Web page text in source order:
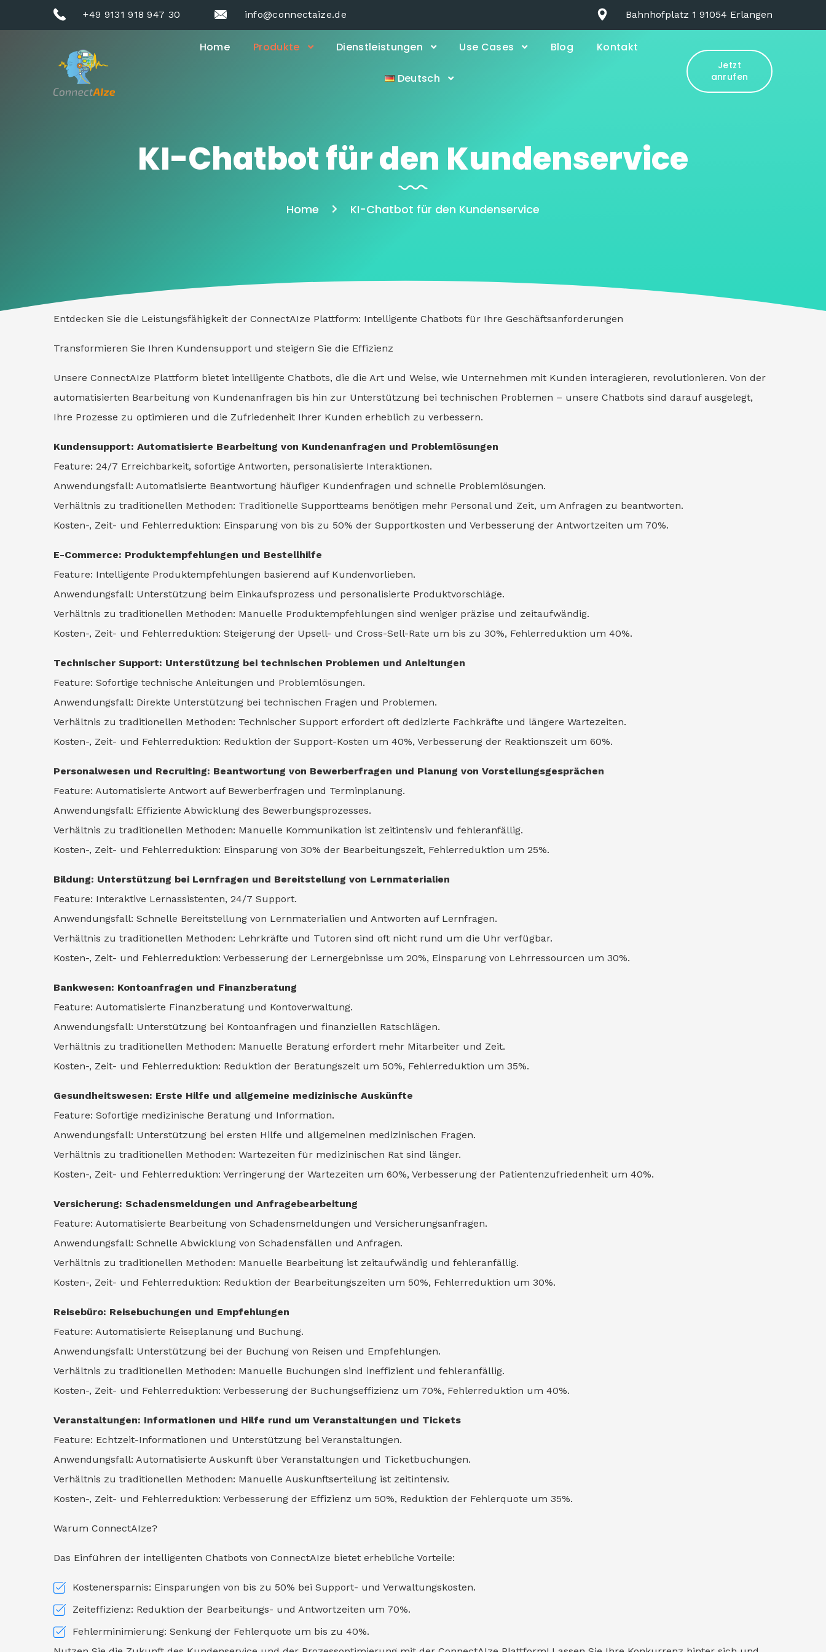
+49 9131 918 947 30 info@connectaize.de Bahnhofplatz 1 91054 Erlangen
Home Produkte Dienstleistungen Use Cases Blog Kontakt
Deutsch
Jetzt
anrufen
KI-Chatbot für den Kundenservice
Home KI-Chatbot für den Kundenservice
Entdecken Sie die Leistungsfähigkeit der ConnectAIze Plattform: Intelligente Chatbots für Ihre Geschäftsanforderungen
Transformieren Sie Ihren Kundensupport und steigern Sie die Effizienz
Unsere ConnectAIze Plattform bietet intelligente Chatbots, die die Art und Weise, wie Unternehmen mit Kunden interagieren, revolutionieren. Von der
automatisierten Bearbeitung von Kundenanfragen bis hin zur Unterstützung bei technischen Problemen – unsere Chatbots sind darauf ausgelegt,
Ihre Prozesse zu optimieren und die Zufriedenheit Ihrer Kunden erheblich zu verbessern.
Kundensupport: Automatisierte Bearbeitung von Kundenanfragen und Problemlösungen
Feature: 24/7 Erreichbarkeit, sofortige Antworten, personalisierte Interaktionen.
Anwendungsfall: Automatisierte Beantwortung häufiger Kundenfragen und schnelle Problemlösungen.
Verhältnis zu traditionellen Methoden: Traditionelle Supportteams benötigen mehr Personal und Zeit, um Anfragen zu beantworten.
Kosten-, Zeit- und Fehlerreduktion: Einsparung von bis zu 50% der Supportkosten und Verbesserung der Antwortzeiten um 70%.
E-Commerce: Produktempfehlungen und Bestellhilfe
Feature: Intelligente Produktempfehlungen basierend auf Kundenvorlieben.
Anwendungsfall: Unterstützung beim Einkaufsprozess und personalisierte Produktvorschläge.
Verhältnis zu traditionellen Methoden: Manuelle Produktempfehlungen sind weniger präzise und zeitaufwändig.
Kosten-, Zeit- und Fehlerreduktion: Steigerung der Upsell- und Cross-Sell-Rate um bis zu 30%, Fehlerreduktion um 40%.
Technischer Support: Unterstützung bei technischen Problemen und Anleitungen
Feature: Sofortige technische Anleitungen und Problemlösungen.
Anwendungsfall: Direkte Unterstützung bei technischen Fragen und Problemen.
Verhältnis zu traditionellen Methoden: Technischer Support erfordert oft dedizierte Fachkräfte und längere Wartezeiten.
Kosten-, Zeit- und Fehlerreduktion: Reduktion der Support-Kosten um 40%, Verbesserung der Reaktionszeit um 60%.
Personalwesen und Recruiting: Beantwortung von Bewerberfragen und Planung von Vorstellungsgesprächen
Feature: Automatisierte Antwort auf Bewerberfragen und Terminplanung.
Anwendungsfall: Effiziente Abwicklung des Bewerbungsprozesses.
Verhältnis zu traditionellen Methoden: Manuelle Kommunikation ist zeitintensiv und fehleranfällig.
Kosten-, Zeit- und Fehlerreduktion: Einsparung von 30% der Bearbeitungszeit, Fehlerreduktion um 25%.
Bildung: Unterstützung bei Lernfragen und Bereitstellung von Lernmaterialien
Feature: Interaktive Lernassistenten, 24/7 Support.
Anwendungsfall: Schnelle Bereitstellung von Lernmaterialien und Antworten auf Lernfragen.
Verhältnis zu traditionellen Methoden: Lehrkräfte und Tutoren sind oft nicht rund um die Uhr verfügbar.
Kosten-, Zeit- und Fehlerreduktion: Verbesserung der Lernergebnisse um 20%, Einsparung von Lehrressourcen um 30%.
Bankwesen: Kontoanfragen und Finanzberatung
Feature: Automatisierte Finanzberatung und Kontoverwaltung.
Anwendungsfall: Unterstützung bei Kontoanfragen und finanziellen Ratschlägen.
Verhältnis zu traditionellen Methoden: Manuelle Beratung erfordert mehr Mitarbeiter und Zeit.
Kosten-, Zeit- und Fehlerreduktion: Reduktion der Beratungszeit um 50%, Fehlerreduktion um 35%.
Gesundheitswesen: Erste Hilfe und allgemeine medizinische Auskünfte
Feature: Sofortige medizinische Beratung und Information.
Anwendungsfall: Unterstützung bei ersten Hilfe und allgemeinen medizinischen Fragen.
Verhältnis zu traditionellen Methoden: Wartezeiten für medizinischen Rat sind länger.
Kosten-, Zeit- und Fehlerreduktion: Verringerung der Wartezeiten um 60%, Verbesserung der Patientenzufriedenheit um 40%.
Versicherung: Schadensmeldungen und Anfragebearbeitung
Feature: Automatisierte Bearbeitung von Schadensmeldungen und Versicherungsanfragen.
Anwendungsfall: Schnelle Abwicklung von Schadensfällen und Anfragen.
Verhältnis zu traditionellen Methoden: Manuelle Bearbeitung ist zeitaufwändig und fehleranfällig.
Kosten-, Zeit- und Fehlerreduktion: Reduktion der Bearbeitungszeiten um 50%, Fehlerreduktion um 30%.
Reisebüro: Reisebuchungen und Empfehlungen
Feature: Automatisierte Reiseplanung und Buchung.
Anwendungsfall: Unterstützung bei der Buchung von Reisen und Empfehlungen.
Verhältnis zu traditionellen Methoden: Manuelle Buchungen sind ineffizient und fehleranfällig.
Kosten-, Zeit- und Fehlerreduktion: Verbesserung der Buchungseffizienz um 70%, Fehlerreduktion um 40%.
Veranstaltungen: Informationen und Hilfe rund um Veranstaltungen und Tickets
Feature: Echtzeit-Informationen und Unterstützung bei Veranstaltungen.
Anwendungsfall: Automatisierte Auskunft über Veranstaltungen und Ticketbuchungen.
Verhältnis zu traditionellen Methoden: Manuelle Auskunftserteilung ist zeitintensiv.
Kosten-, Zeit- und Fehlerreduktion: Verbesserung der Effizienz um 50%, Reduktion der Fehlerquote um 35%.
Warum ConnectAIze?
Das Einführen der intelligenten Chatbots von ConnectAIze bietet erhebliche Vorteile:
Kostenersparnis: Einsparungen von bis zu 50% bei Support- und Verwaltungskosten.
Zeiteffizienz: Reduktion der Bearbeitungs- und Antwortzeiten um 70%.
Fehlerminimierung: Senkung der Fehlerquote um bis zu 40%.